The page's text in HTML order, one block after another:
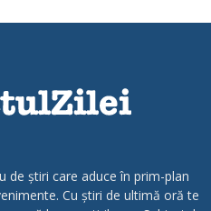
de știri care aduce în prim-plan
Cu știri de ultimă oră te